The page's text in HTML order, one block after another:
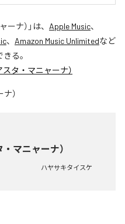
ーナ） 」は、 Apple Music、
、 Amazon Music Unlimitedなど
る。
スタ・マニャーナ）
マニャーナ）
ハヤサキタイスケ